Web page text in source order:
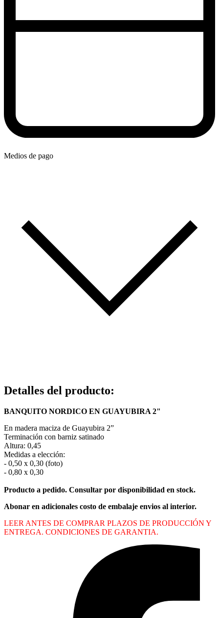
Medios de pago
Detalles del producto:
BANQUITO NORDICO EN GUAYUBIRA 2"
En madera maciza de Guayubira 2”
Terminación con barniz satinado
Altura: 0,45
Medidas a elección:
- 0,50 x 0,30 (foto)
- 0,80 x 0,30
Producto a pedido. Consultar por disponibilidad en stock.
Abonar en adicionales costo de embalaje envios al interior.
LEER ANTES DE COMPRAR PLAZOS DE PRODUCCIÓN Y
ENTREGA. CONDICIONES DE GARANTIA.